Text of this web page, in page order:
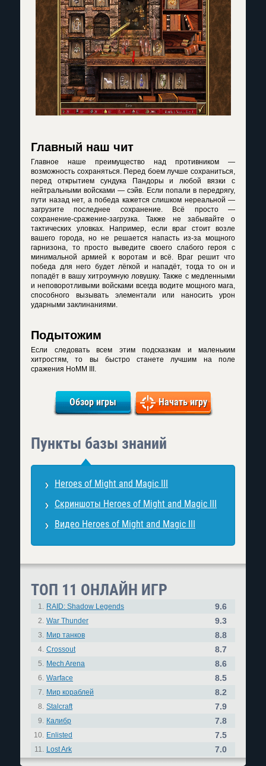
Главный наш чит
Главное наше преимущество над противником —
возможность сохраняться. Перед боем лучше сохраниться,
перед открытием сундука Пандоры и любой вязки с
нейтральными войсками — сэйв. Если попали в передрягу,
пути назад нет, а победа кажется слишком нереальной —
загрузите последнее сохранение. Всё просто —
сохранение-сражение-загрузка. Также не забывайте о
тактических уловках. Например, если враг стоит возле
вашего города, но не решается напасть из-за мощного
гарнизона, то просто выведите своего слабого героя с
минимальной армией к воротам и всё. Враг решит что
победа для него будет лёгкой и нападёт, тогда то он и
попадёт в вашу хитроумную ловушку. Также с медленными
и неповоротливыми войсками всегда водите мощного мага,
способного вызывать элементали или наносить урон
ударными заклинаниями.
Подытожим
Если следовать всем этим подсказкам и маленьким
хитростям, то вы быстро станете лучшим на поле
сражения HoMM III.
Обзор игры Начать игру
Пункты базы знаний
Heroes of Might and Magic III
Скриншоты Heroes of Might and Magic III
Видео Heroes of Might and Magic III
ТОП 11 ОНЛАЙН ИГР
1. RAID: Shadow Legends 9.6
2. War Thunder 9.3
3. Мир танков 8.8
4. Crossout 8.7
5. Mech Arena 8.6
6. Warface 8.5
7. Мир кораблей 8.2
8. Stalcraft 7.9
9. Калибр 7.8
10. Enlisted 7.5
11. Lost Ark 7.0